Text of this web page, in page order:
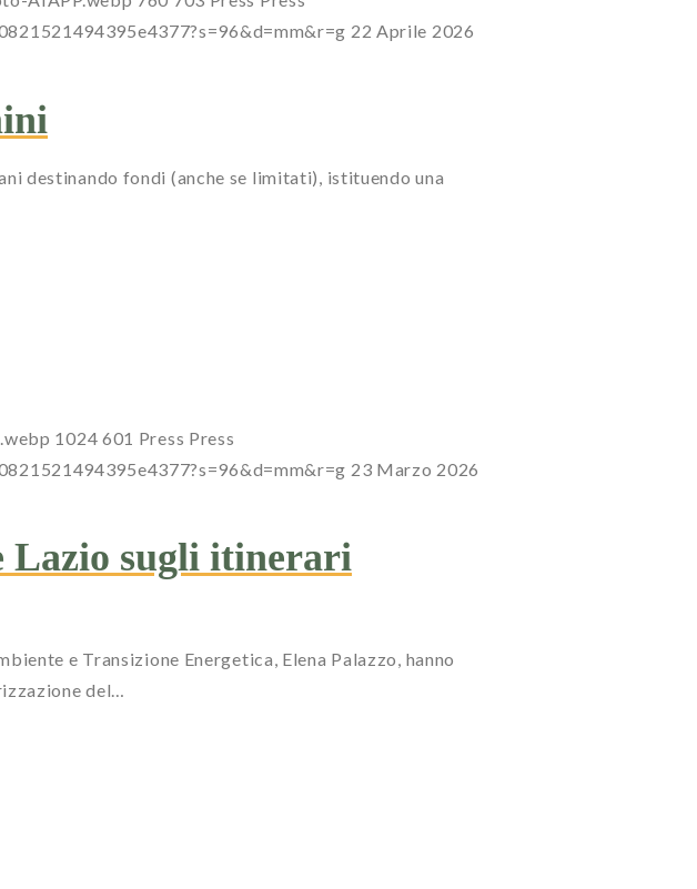
22 Aprile 2026
destinando fondi (anche se limitati), istituendo una
1024 601 Press Press
23 Marzo 2026
Lazio sugli itinerari
e Transizione Energetica, Elena Palazzo, hanno
del…